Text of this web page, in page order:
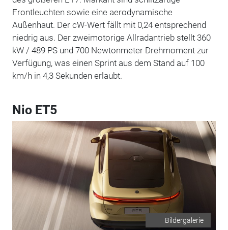
Frontleuchten sowie eine aerodynamische
Außenhaut. Der cW-Wert fällt mit 0,24 entsprechend
niedrig aus. Der zweimotorige Allradantrieb stellt 360
kW / 489 PS und 700 Newtonmeter Drehmoment zur
Verfügung, was einen Sprint aus dem Stand auf 100
km/h in 4,3 Sekunden erlaubt.
Nio ET5
Bildergalerie